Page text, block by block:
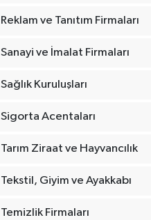
Reklam ve Tanıtım Firmaları
Sanayi ve İmalat Firmaları
Sağlık Kuruluşları
Sigorta Acentaları
Tarım Ziraat ve Hayvancılık
Tekstil, Giyim ve Ayakkabı
Temizlik Firmaları